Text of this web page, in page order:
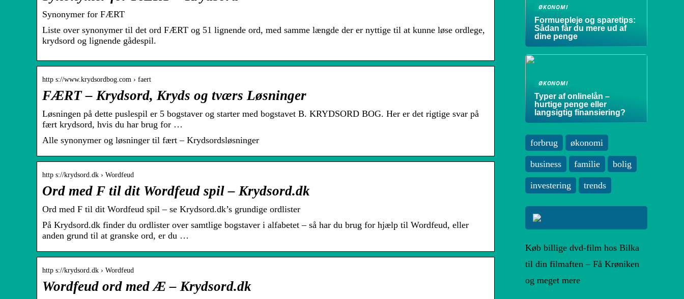
Synonymer for FÆRT
Liste over synonymer til det ord FÆRT og 51 lignende ord, med samme længde der er nyttige til at kunne løse ordlege,
krydsord og lignende gådespil.
http s://www.krydsordbog.com › faert
FÆRT – Krydsord, Kryds og tværs Løsninger
Løsningen på dette puslespil er 5 bogstaver og starter med bogstavet B. KRYDSORD BOG. Her er det rigtige svar på
fært krydsord, hvis du har brug for …
Alle synonymer og løsninger til fært – Krydsordsløsninger
http s://krydsord.dk › Wordfeud
Ord med F til dit Wordfeud spil – Krydsord.dk
Ord med F til dit Wordfeud spil – se Krydsord.dk’s grundige ordlister
På Krydsord.dk finder du ordlister over samtlige bogstaver i alfabetet – så har du brug for hjælp til Wordfeud, eller
anden grund til at granske ord, er du …
http s://krydsord.dk › Wordfeud
Wordfeud ord med Æ – Krydsord.dk
ØKONOMI
Formuepleje og sparetips:
Sådan får du mere ud af
dine penge
ØKONOMI
Typer af onlinelån –
hurtige penge eller
langsigtig finansiering?
forbrug økonomi
business familie bolig
investering trends
Køb billige dvd-film hos Bilka
til din filmaften – Få Krøniken
og meget mere